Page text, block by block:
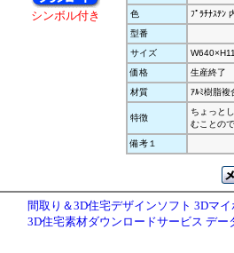
シンボル付き
色
ﾌﾟﾗﾁﾅｽﾃﾝ
型番
サイズ
価格
生産終了
材質
ｱﾙﾐ樹脂複
特徴
ちょっと
むことの
備考１
間取り＆3D住宅デザインソフト 3Dマ
3D住宅素材ダウンロードサービス デー